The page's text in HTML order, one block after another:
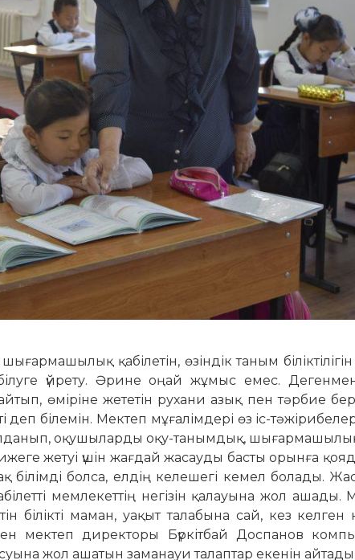
қабі­летін, өзіндік таным
үйрету. Әрине оңай жұмыс емес.
өміріне жететін рухани азық пен тәрбие
білемін. Мектеп мұғалімдері өз іс-
оқушыларды оқу-танымдық,
жетуі үшін жағ­дай жасауды басты орынға
болса, елдің келешегі кемел бо­лады.
мемлекеттің не­гізін қалауына жол ашады.
білікті маман, уақыт талабына сай, кез келген
мектеп директоры Бүркітбай Доспанов
жол ашатын заманауи та­лап­тар екенін айтады.